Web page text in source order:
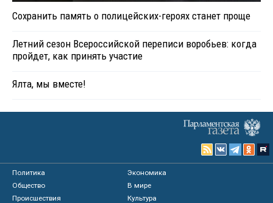
Сохранить память о полицейских-героях станет проще
Летний сезон Всероссийской переписи воробьев: когда
пройдет, как принять участие
Ялта, мы вместе!
Политика
Экономика
Общество
В мире
Происшествия
Культура